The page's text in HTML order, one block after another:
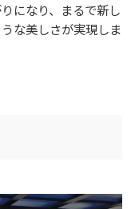
になり、まるで新し
な美しさが実現しま